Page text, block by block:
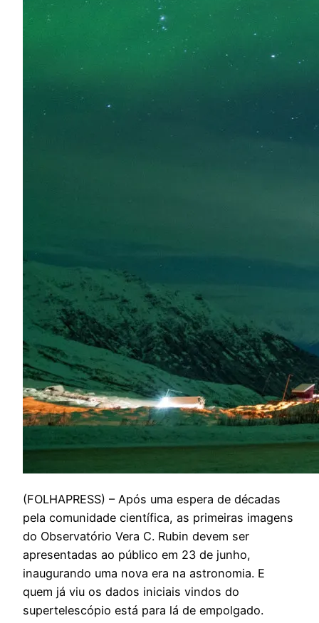
(FOLHAPRESS) – Após uma espera de décadas
pela comunidade científica, as primeiras imagens
do Observatório Vera C. Rubin devem ser
apresentadas ao público em 23 de junho,
inaugurando uma nova era na astronomia. E
quem já viu os dados iniciais vindos do
supertelescópio está para lá de empolgado.